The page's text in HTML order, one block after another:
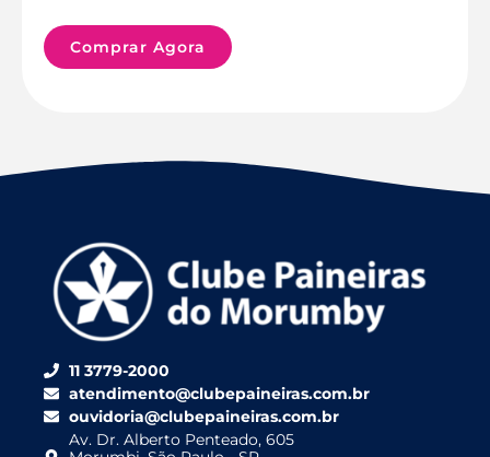
Comprar Agora
11 3779-2000
atendimento@clubepaineiras.com.br
ouvidoria@clubepaineiras.com.br
Av. Dr. Alberto Penteado, 605